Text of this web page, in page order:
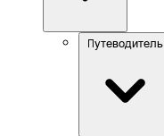
Путеводитель